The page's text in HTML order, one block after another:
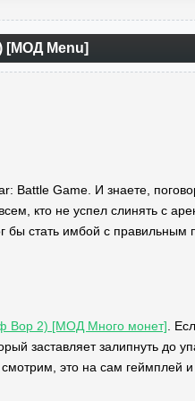
[МОД Menu]
Battle Game. И знаете,
кто не успел слинять с
бы стать имбой с
Вор 2) [МОД Много монет] .
заставляет залипнуть до
это на сам геймплей